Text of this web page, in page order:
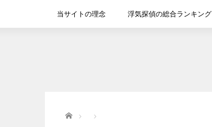
当サイトの理念 浮気探偵の総合ランキング
Home